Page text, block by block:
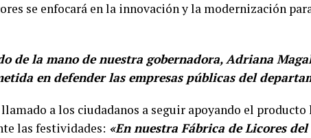
se enfocará en la innovación y la modernización
de la mano de nuestra gobernadora, Adriana
en defender las empresas públicas del
a los ciudadanos a seguir apoyando el producto
las festividades: «En nuestra Fábrica de Licores